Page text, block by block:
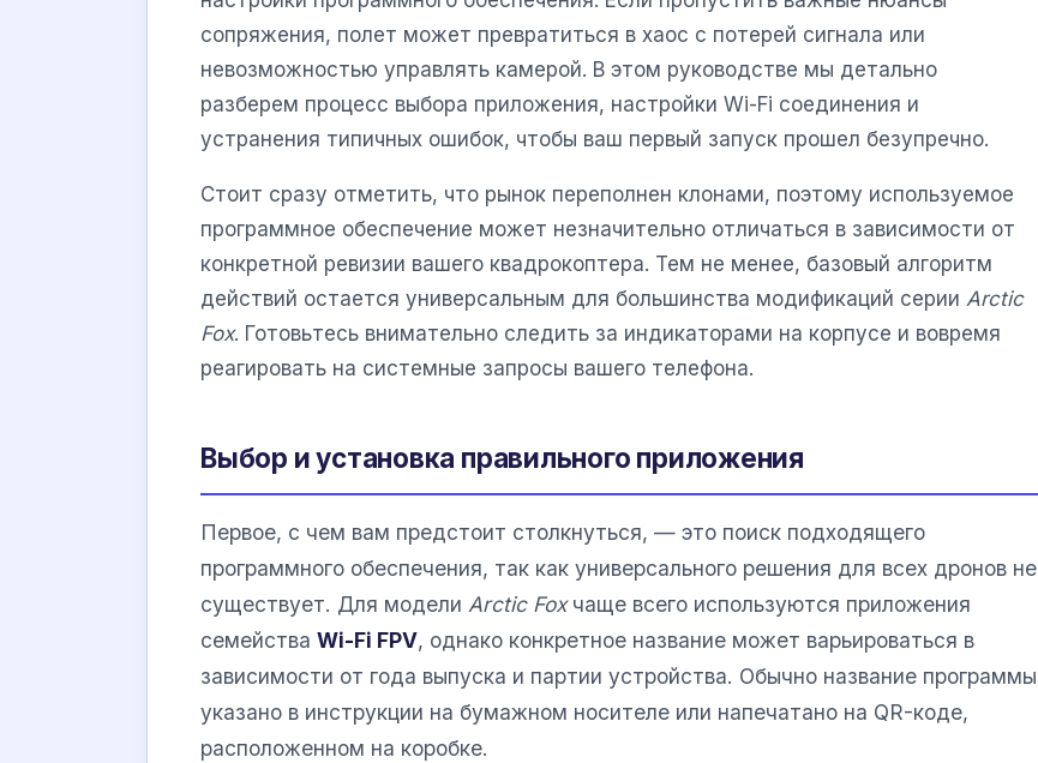
сопряжения, полет может превратиться в хаос с потерей сигнала или
невозможностью управлять камерой. В этом руководстве мы детально
разберем процесс выбора приложения, настройки Wi-Fi соединения и
устранения типичных ошибок, чтобы ваш первый запуск прошел безупречно.
Стоит сразу отметить, что рынок переполнен клонами, поэтому используемое
программное обеспечение может незначительно отличаться в зависимости от
конкретной ревизии вашего квадрокоптера. Тем не менее, базовый алгоритм
действий остается универсальным для большинства модификаций серии Arctic
Fox. Готовьтесь внимательно следить за индикаторами на корпусе и вовремя
реагировать на системные запросы вашего телефона.
Выбор и установка правильного приложения
Первое, с чем вам предстоит столкнуться, — это поиск подходящего
программного обеспечения, так как универсального решения для всех дронов не
существует. Для модели Arctic Foxчаще всего используются приложения
семейства Wi-Fi FPV, однако конкретное название может варьироваться в
зависимости от года выпуска и партии устройства. Обычно название программы
указано в инструкции на бумажном носителе или напечатано на QR-коде,
расположенном на коробке.